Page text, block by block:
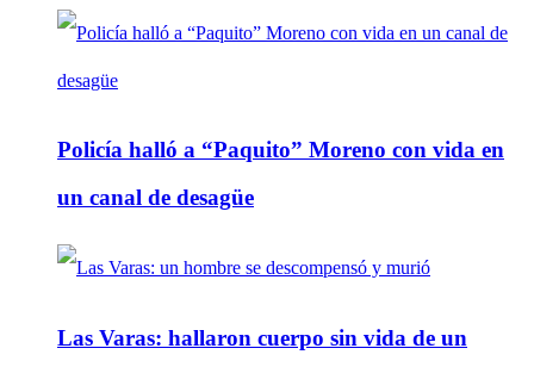
Policía halló a “Paquito” Moreno con vida en
un canal de desagüe
Las Varas: hallaron cuerpo sin vida de un